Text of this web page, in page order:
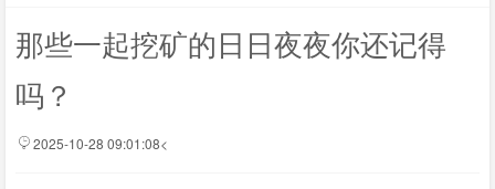
那些一起挖矿的日日夜夜你还记得
吗？
2025-10-28 09:01:08<